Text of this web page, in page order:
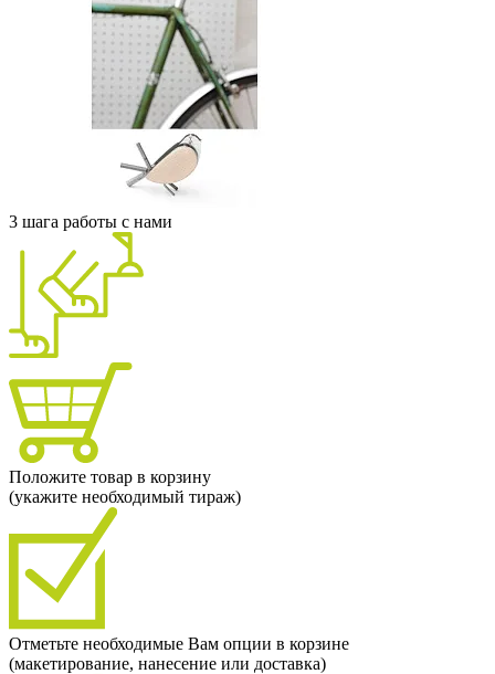
3 шага работы с нами
Положите товар в корзину
(укажите необходимый тираж)
Отметьте необходимые Вам опции в корзине
(макетирование, нанесение или доставка)